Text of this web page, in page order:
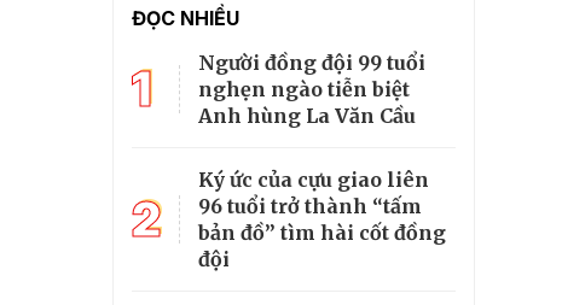
ĐỌC NHIỀU
1
Người đồng đội 99 tuổi
nghẹn ngào tiễn biệt
Anh hùng La Văn Cầu
2
Ký ức của cựu giao liên
96 tuổi trở thành “tấm
bản đồ” tìm hài cốt đồng
đội